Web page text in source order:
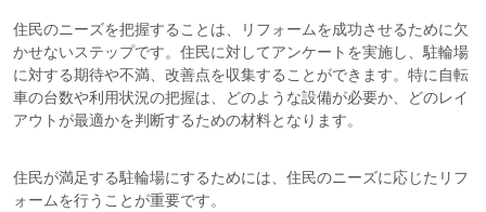
住民のニーズを把握することは、リフォームを成功させるために欠
かせないステップです。住民に対してアンケートを実施し、駐輪場
に対する期待や不満、改善点を収集することができます。特に自転
車の台数や利用状況の把握は、どのような設備が必要か、どのレイ
アウトが最適かを判断するための材料となります。
住民が満足する駐輪場にするためには、住民のニーズに応じたリフ
ォームを行うことが重要です。